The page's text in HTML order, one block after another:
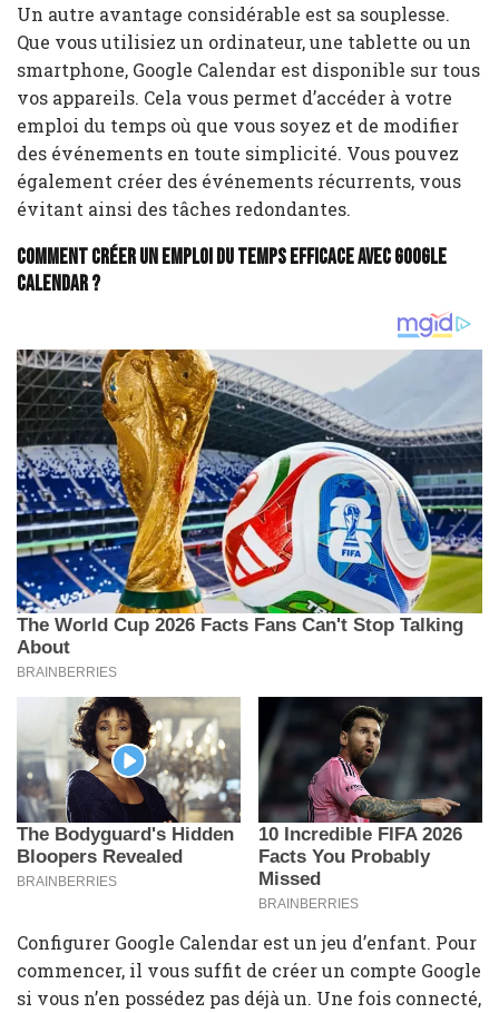
Un autre avantage considérable est sa souplesse.
Que vous utilisiez un ordinateur, une tablette ou un
smartphone, Google Calendar est disponible sur tous
vos appareils. Cela vous permet d’accéder à votre
emploi du temps où que vous soyez et de modifier
des événements en toute simplicité. Vous pouvez
également créer des événements récurrents, vous
évitant ainsi des tâches redondantes.
Comment créer un emploi du temps efficace avec Google
Calendar ?
Configurer Google Calendar est un jeu d’enfant. Pour
commencer, il vous suffit de créer un compte Google
si vous n’en possédez pas déjà un. Une fois connecté,